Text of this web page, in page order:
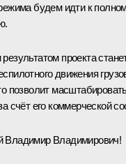
будем идти к
проекта
движения
позволит
счёт его коммерческой
Владимир Владимирович!